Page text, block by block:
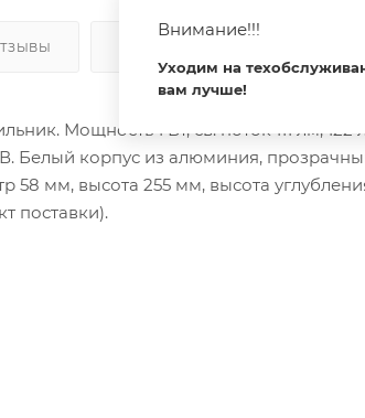
Мощность 1 Вт, св. поток 111 лм, 122
Белый корпус из алюминия,
58 мм, высота 255 мм, высота
поставки).
Внимание!!!
Уходим на
вам лучше!